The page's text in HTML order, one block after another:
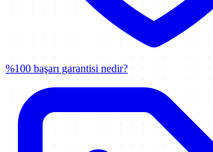
%100 başarı garantisi nedir?